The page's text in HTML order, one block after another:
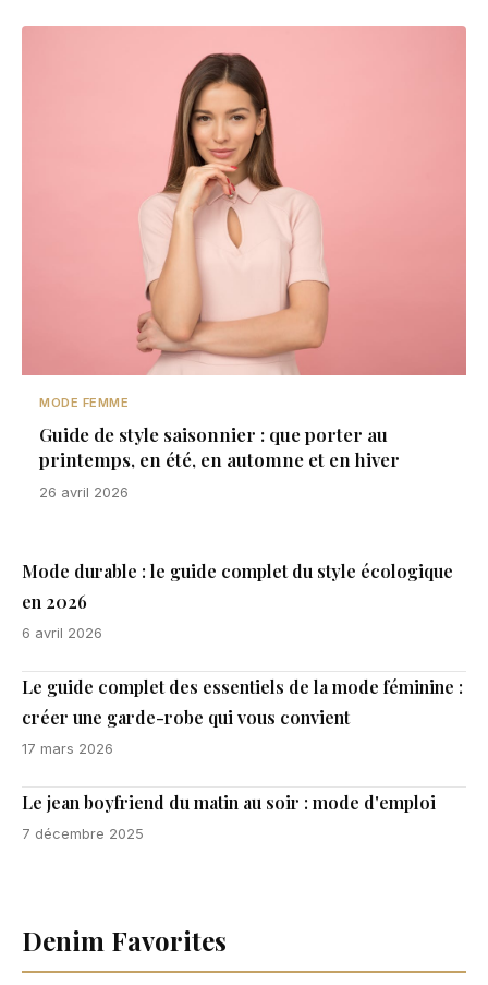
MODE FEMME
Guide de style saisonnier : que porter au
printemps, en été, en automne et en hiver
26 avril 2026
Mode durable : le guide complet du style écologique
en 2026
6 avril 2026
Le guide complet des essentiels de la mode féminine :
créer une garde-robe qui vous convient
17 mars 2026
Le jean boyfriend du matin au soir : mode d'emploi
7 décembre 2025
Denim Favorites